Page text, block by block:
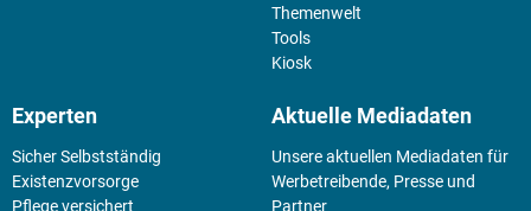
Themenwelt
Tools
Kiosk
Experten
Sicher Selbstständig
Existenz­vorsorge
Pflege versichert
Aktuelle Mediadaten
Unsere aktuellen Mediadaten für
Werbetreibende, Presse und
Partner